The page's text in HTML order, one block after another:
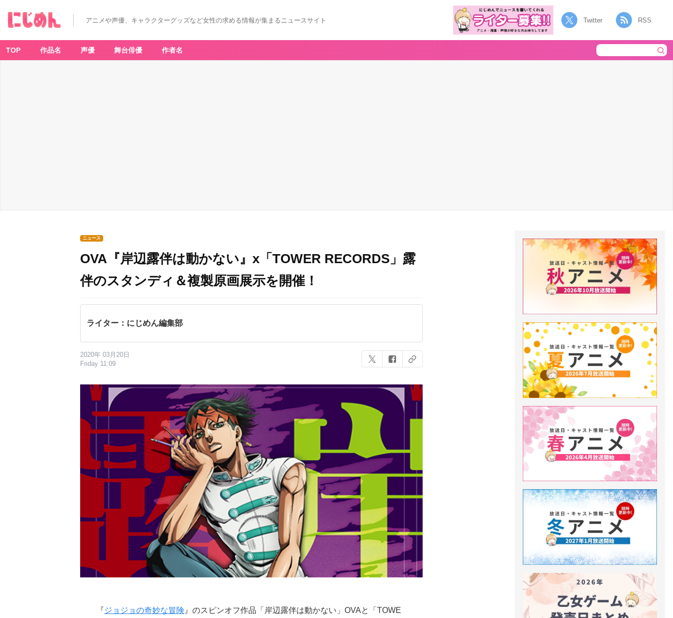
アニメや声優、キャラクターグッズなど女性の求める情報が集まるニュースサイト Twitter RSS
TOP 作品名 声優 舞台俳優 作者名
ニュース
OVA『岸辺露伴は動かない』x「TOWER RECORDS」露
伴のスタンディ＆複製原画展示を開催！
ライター：にじめん編集部
2020年 03月20日
Friday 11:09
『ジョジョの奇妙な冒険 』のスピンオフ作品「岸辺露伴は動かない」OVAと「TOWE